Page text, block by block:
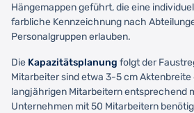
Hängemappen geführt, die eine
farbliche Kennzeichnung nach
Personalgruppen erlauben.
Die Kapazitätsplanung folgt der
Mitarbeiter sind etwa 3-5 cm Aktenbreite
langjährigen Mitarbeitern entsprechend
Unternehmen mit 50 Mitarbeitern